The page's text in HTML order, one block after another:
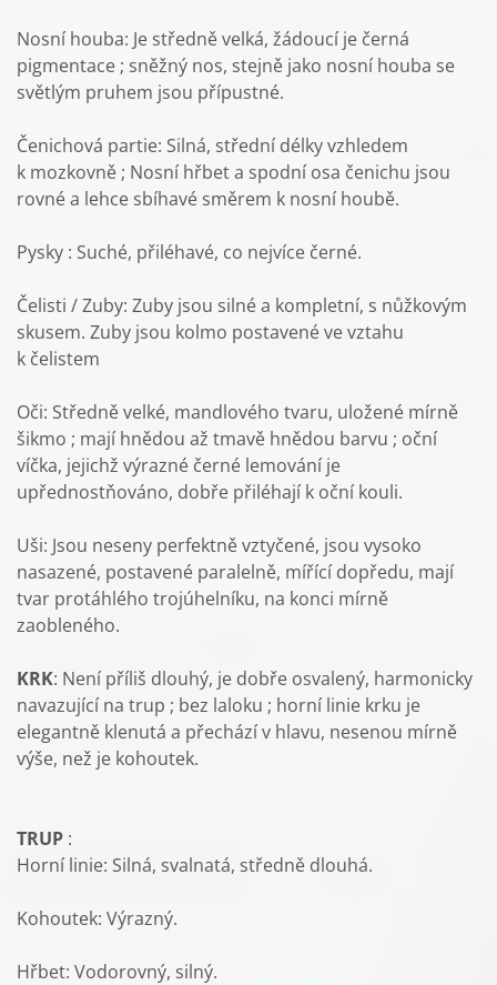
Nosní houba: Je středně velká, žádoucí je černá
pigmentace ; sněžný nos, stejně jako nosní houba se
světlým pruhem jsou přípustné.
Čenichová partie: Silná, střední délky vzhledem
k mozkovně ; Nosní hřbet a spodní osa čenichu jsou
rovné a lehce sbíhavé směrem k nosní houbě.
Pysky : Suché, přiléhavé, co nejvíce černé.
Čelisti / Zuby: Zuby jsou silné a kompletní, s nůžkovým
skusem. Zuby jsou kolmo postavené ve vztahu
k čelistem
Oči: Středně velké, mandlového tvaru, uložené mírně
šikmo ; mají hnědou až tmavě hnědou barvu ; oční
víčka, jejichž výrazné černé lemování je
upřednostňováno, dobře přiléhají k oční kouli.
Uši: Jsou neseny perfektně vztyčené, jsou vysoko
nasazené, postavené paralelně, mířící dopředu, mají
tvar protáhlého trojúhelníku, na konci mírně
zaobleného.
KRK: Není příliš dlouhý, je dobře osvalený, harmonicky
navazující na trup ; bez laloku ; horní linie krku je
elegantně klenutá a přechází v hlavu, nesenou mírně
výše, než je kohoutek.
TRUP :
Horní linie: Silná, svalnatá, středně dlouhá.
Kohoutek: Výrazný.
Hřbet: Vodorovný, silný.